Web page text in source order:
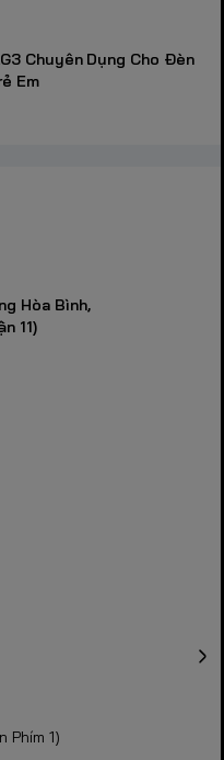
Chuyên Dụng Cho Đèn
Em
Hòa Bình,
11)
Phím 1)